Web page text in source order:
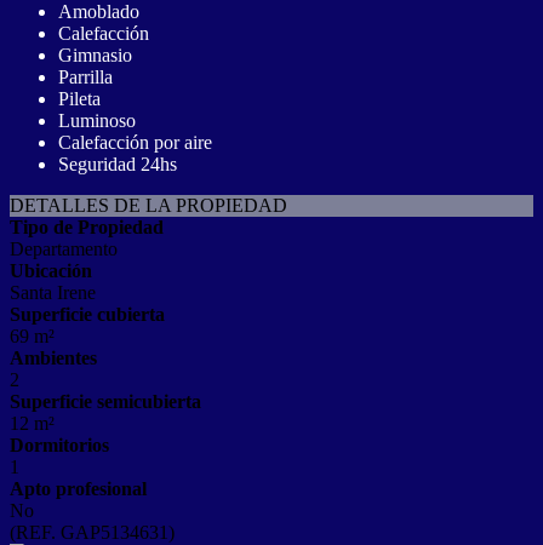
Amoblado
Calefacción
Gimnasio
Parrilla
Pileta
Luminoso
Calefacción por aire
Seguridad 24hs
DETALLES DE LA PROPIEDAD
Tipo de Propiedad
Departamento
Ubicación
Santa Irene
Superficie cubierta
69 m²
Ambientes
2
Superficie semicubierta
12 m²
Dormitorios
1
Apto profesional
No
(REF. GAP5134631)